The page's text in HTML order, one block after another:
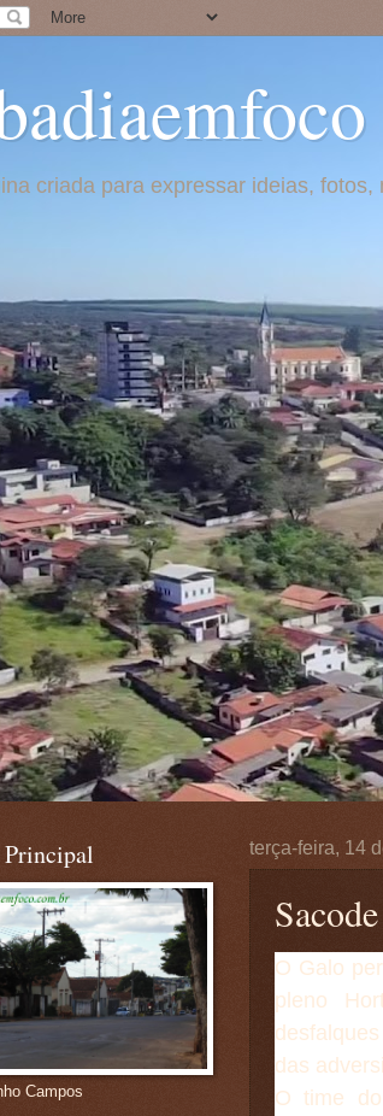
criada para expressar ideias,
terça-feira, 14
O Galo
pleno
das
O time
Principal
Campos